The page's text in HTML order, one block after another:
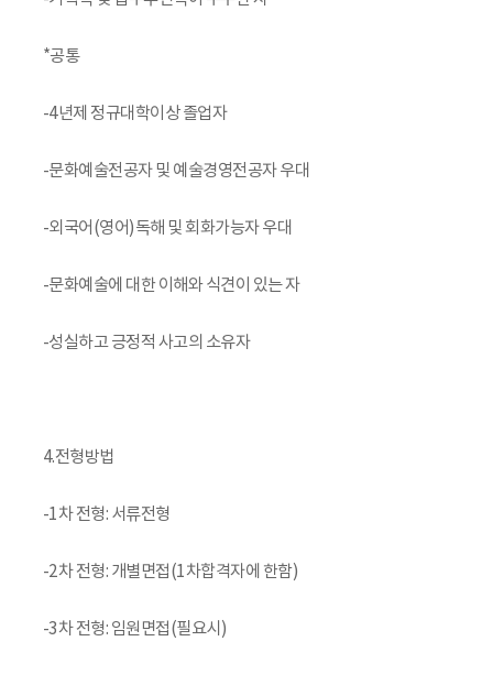
*공통
-4년제 정규대학이상 졸업자
-문화예술전공자 및 예술경영전공자 우대
-외국어(영어)독해 및 회화가능자 우대
-문화예술에 대한 이해와 식견이 있는 자
-성실하고 긍정적 사고의 소유자
4.전형방법
-1차 전형: 서류전형
-2차 전형: 개별면접(1차합격자에 한함)
-3차 전형: 임원면접(필요시)